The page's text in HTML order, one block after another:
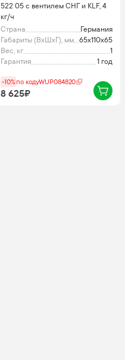
522 05 с вентилем СНГ и KLF, 4
кг/ч
Страна
Германия
Габариты (ВхШхГ), мм
65x110x65
Вес, кг
1
Гарантия
1 год
-10%по кодуWUP084820
8 625₽